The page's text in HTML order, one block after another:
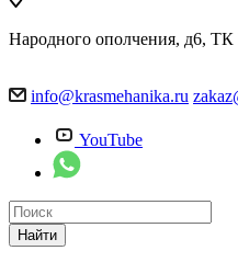
Народного ополчения, д6,
info@krasmehanika.ru
YouTube
Найти